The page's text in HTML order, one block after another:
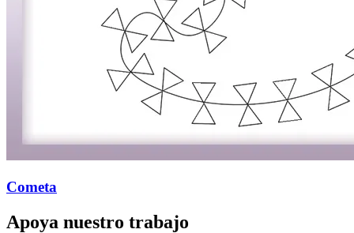
Cometa
Apoya nuestro trabajo